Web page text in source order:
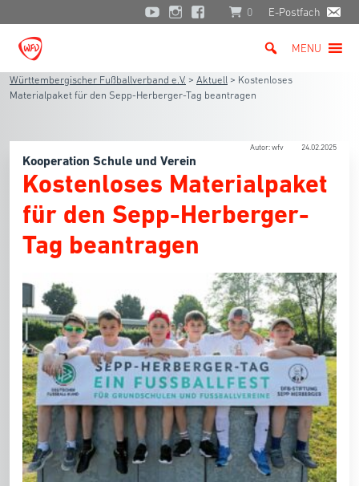
0 E-Postfach
MENU
Württembergischer Fußballverband e.V. > Aktuell > Kostenloses
Materialpaket für den Sepp-Herberger-Tag beantragen
Autor: wfv 24.02.2025
Kooperation Schule und Verein
Kostenloses Materialpaket
für den Sepp-Herberger-
Tag beantragen